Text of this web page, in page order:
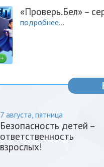
«Проверь.Бел» –
подробнее...
7 августа, пятница
Безопасность детей –
ответственность
взрослых!